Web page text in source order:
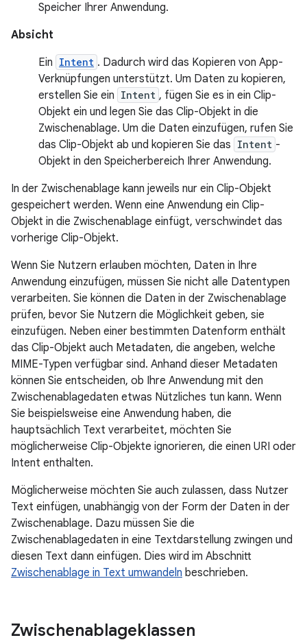
Speicher Ihrer Anwendung.
Absicht
Ein Intent . Dadurch wird das Kopieren von App-
Verknüpfungen unterstützt. Um Daten zu kopieren,
erstellen Sie ein Intent , fügen Sie es in ein Clip-
Objekt ein und legen Sie das Clip-Objekt in die
Zwischenablage. Um die Daten einzufügen, rufen Sie
das Clip-Objekt ab und kopieren Sie das Intent -
Objekt in den Speicherbereich Ihrer Anwendung.
In der Zwischenablage kann jeweils nur ein Clip-Objekt
gespeichert werden. Wenn eine Anwendung ein Clip-
Objekt in die Zwischenablage einfügt, verschwindet das
vorherige Clip-Objekt.
Wenn Sie Nutzern erlauben möchten, Daten in Ihre
Anwendung einzufügen, müssen Sie nicht alle Datentypen
verarbeiten. Sie können die Daten in der Zwischenablage
prüfen, bevor Sie Nutzern die Möglichkeit geben, sie
einzufügen. Neben einer bestimmten Datenform enthält
das Clip-Objekt auch Metadaten, die angeben, welche
MIME-Typen verfügbar sind. Anhand dieser Metadaten
können Sie entscheiden, ob Ihre Anwendung mit den
Zwischenablagedaten etwas Nützliches tun kann. Wenn
Sie beispielsweise eine Anwendung haben, die
hauptsächlich Text verarbeitet, möchten Sie
möglicherweise Clip-Objekte ignorieren, die einen URI oder
Intent enthalten.
Möglicherweise möchten Sie auch zulassen, dass Nutzer
Text einfügen, unabhängig von der Form der Daten in der
Zwischenablage. Dazu müssen Sie die
Zwischenablagedaten in eine Textdarstellung zwingen und
diesen Text dann einfügen. Dies wird im Abschnitt
Zwischenablage in Text umwandeln beschrieben.
Zwischenablageklassen